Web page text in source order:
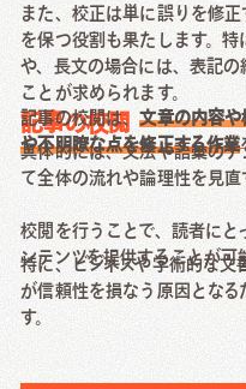
また、校正は単に誤りを修
を保つ役割も果たします。
や、長文の場合には、表記の
ことが求められます。
記事の校閲
記事の校閲は、文章の内容
や不明瞭な点を修正する作業
具体的には、文法や語彙の
て全体の流れや論理性を見直
校閲を行うことで、読者にと
ンテンツを提供することが可
特に、ビジネスや学術的な
が信頼性を損なう原因とな
す。